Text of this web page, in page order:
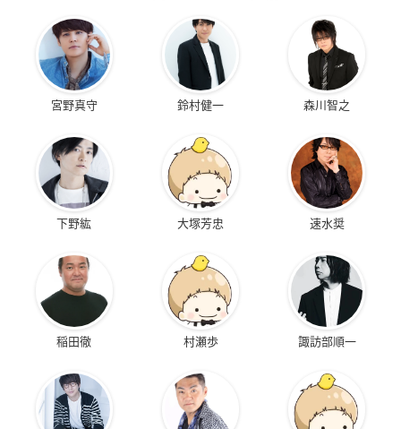
宮野真守 鈴村健一 森川智之
下野紘 大塚芳忠 速水奨
稲田徹 村瀬歩 諏訪部順一